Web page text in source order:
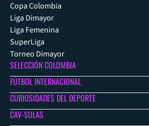
Copa Colombia
Liga Dimayor
Liga Femenina
SuperLiga
Torneo Dimayor
SELECCIÓN COLOMBIA
FÚTBOL INTERNACIONAL
CURIOSIDADES DEL DEPORTE
CAV-SULAS